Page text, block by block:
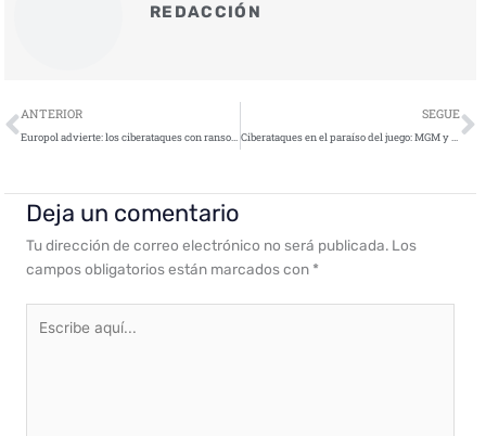
REDACCIÓN
Ant
ANTERIOR
Europol advierte: los ciberataques con ransomware siguen en aumento
SEGUE
Ciberataques en el paraíso del juego: MGM y Caesars víctimas de «la Araña Desordenada»
Deja un comentario
Tu dirección de correo electrónico no será publicada. Los
campos obligatorios están marcados con *
aquí...